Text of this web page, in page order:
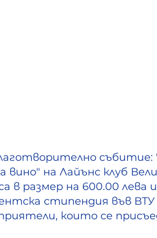
на Лайънс клуб
в размер на 600.00 лева
стипендия във
които се